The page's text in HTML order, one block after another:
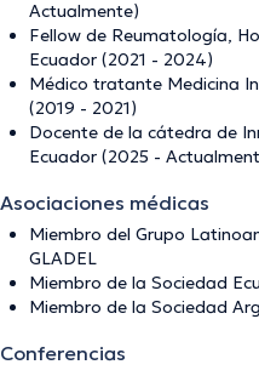
Actualmente)
Fellow de Reumatología,
Ecuador (2021 - 2024)
Médico tratante Medicina
(2019 - 2021)
Docente de la cátedra de
Ecuador (2025 -
Asociaciones médicas
Miembro del Grupo
GLADEL
Miembro de la Sociedad
Miembro de la Sociedad
Conferencias